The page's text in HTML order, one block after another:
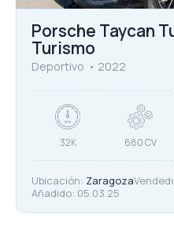
Porsche Taycan
Turismo
Deportivo 2022
32K 680 CV
Ubicación: Zaragoza
Añadido: 05.03.25